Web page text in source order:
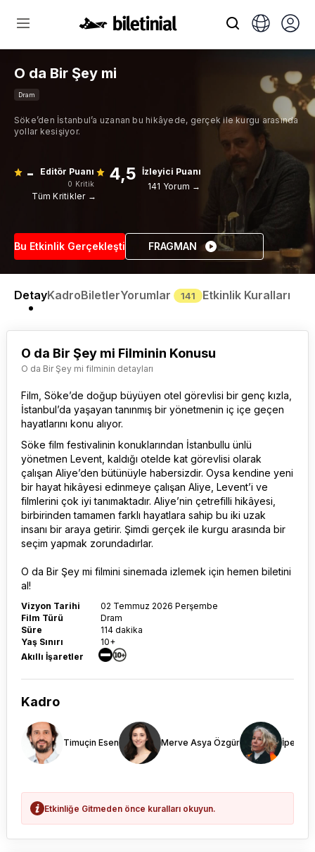
O da Bir Şey mi
Dram
Söke’den İstanbul’a uzanan bu hikâyede, gerçek ile kurgu arasında
yollar kesişiyor.
- Editör Puanı
0 Kritik
Tüm Kritikler →
4,5 İzleyici Puanı
141 Yorum →
Bu Etkinlik Gerçekleşti FRAGMAN
DetayKadroBiletlerYorumlar 141 Etkinlik Kuralları
O da Bir Şey mi Filminin Konusu
O da Bir Şey mi filminin detayları
Film, Söke’de doğup büyüyen otel görevlisi bir genç kızla,
İstanbul’da yaşayan tanınmış bir yönetmenin iç içe geçen
hayatlarını konu alıyor.
Söke film festivalinin konuklarından İstanbullu ünlü
yönetmen Levent, kaldığı otelde kat görevlisi olarak
çalışan Aliye’den bütünüyle habersizdir. Oysa kendine yeni
bir hayat hikâyesi edinmeye çalışan Aliye, Levent’i ve
filmlerini çok iyi tanımaktadır. Aliye’nin çetrefilli hikâyesi,
birbirinden tamamen farklı hayatlara sahip bu iki uzak
insanı bir araya getirir. Şimdi gerçek ile kurgu arasında bir
seçim yapmak zorundadırlar.
O da Bir Şey mi filmini sinemada izlemek için hemen biletini
al!
Vizyon Tarihi
02 Temmuz 2026 Perşembe
Film Türü
Dram
Süre
114 dakika
Yaş Sınırı
10+
Akıllı İşaretler
Kadro
Timuçin Esen Merve Asya Özgür İpek
Etkinliğe Gitmeden önce kuralları okuyun.